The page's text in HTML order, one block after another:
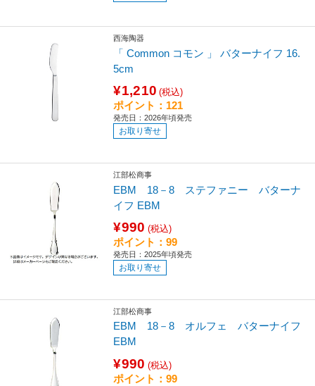
西海陶器
「 Common コモン 」 バターナイフ 16.
5cm
¥1,210 (税込)
ポイント：121
発売日：2026年頃発売
お取り寄せ
江部松商事
EBM 18－8 ステファニー バターナ
イフ EBM
¥990 (税込)
ポイント：99
発売日：2025年頃発売
お取り寄せ
江部松商事
EBM 18－8 オルフェ バターナイフ
EBM
¥990 (税込)
ポイント：99